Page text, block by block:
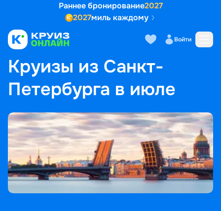
Раннее бронирование2027
2027миль каждому
Войти
ГЛАВНАЯ • ПОПУЛЯРНЫЕ НАПРАВЛЕНИЯ
КРУИЗЫ ИЗ САНКТ-ПЕТЕРБУРГА В ИЮЛЕ
Круизы из Санкт-
Петербурга в июле